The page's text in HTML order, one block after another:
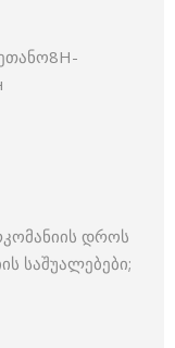
დროს
საშუალებები;